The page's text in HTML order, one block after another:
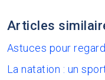
Articles
Astuces pour
La natation : un